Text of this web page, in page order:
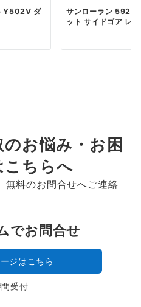
Y502V ダ
サンローラン
ット サイドゴア レ
お悩み・お困
こちらへ
無料のお問合せへご連絡
でお問合せ
ジはこちら
受付